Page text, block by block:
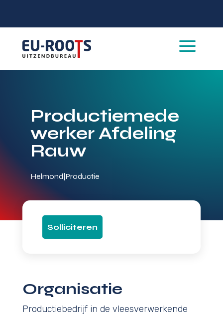
a
Productiemede
werker Afdeling
Rauw
Helmond|Productie
Solliciteren
Organisatie
Productiebedrijf in de vleesverwerkende